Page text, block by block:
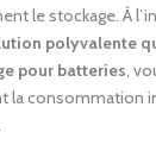
le stockage. À
polyvalente
pour batteries ,
la consommation